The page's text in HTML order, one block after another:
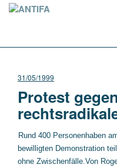
31/05/1999
Protest
Rund 400 Personenhaben
bewilligten Demonstration
ohne Zwischenfälle. Von